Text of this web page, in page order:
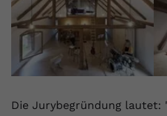
Die Jurybegründung lautet: